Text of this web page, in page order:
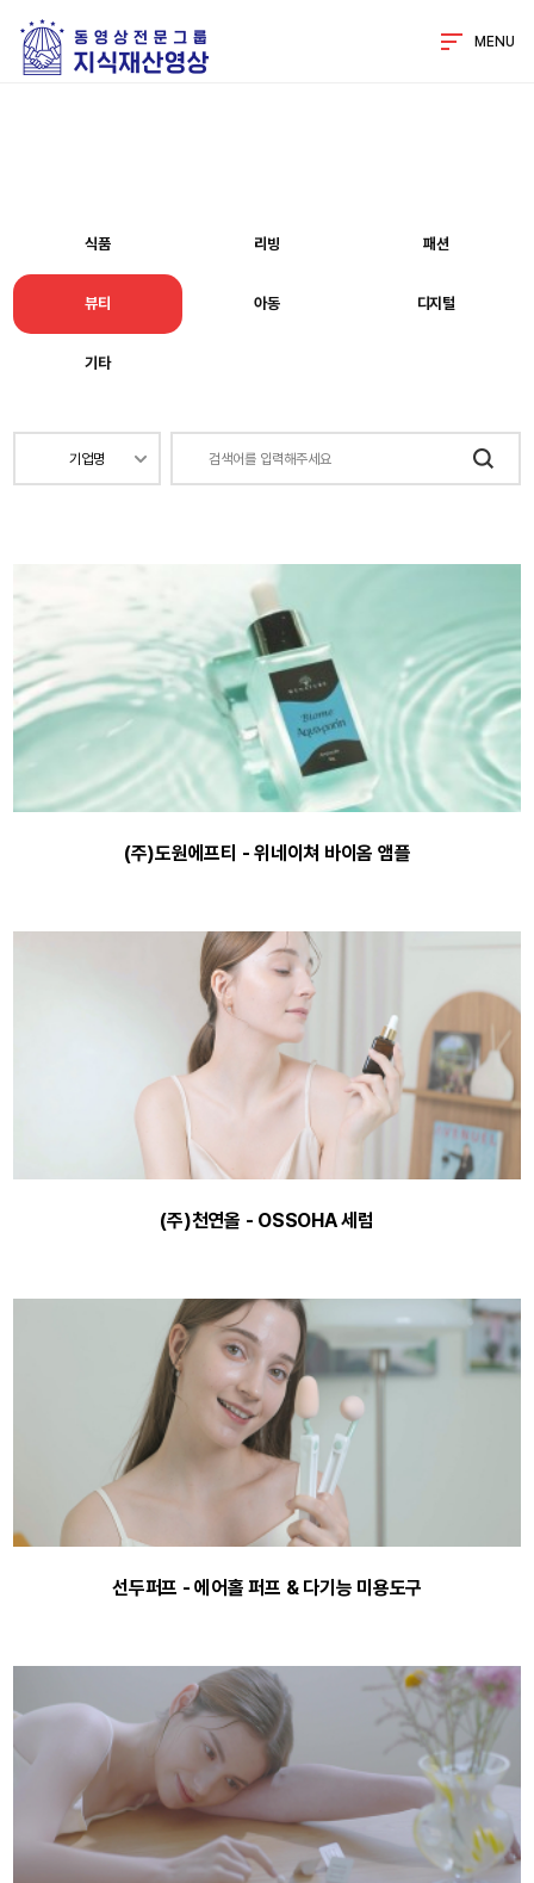
MENU
식품 리빙 패션
뷰티 아동 디지털
기타
(주)도원에프티 - 위네이쳐 바이옴 앰플
(주)천연올 - OSSOHA 세럼
선두퍼프 - 에어홀 퍼프 & 다기능 미용도구